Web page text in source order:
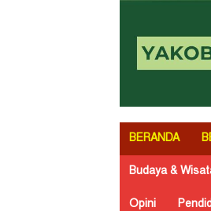
BERANDA
Budaya &
Opini